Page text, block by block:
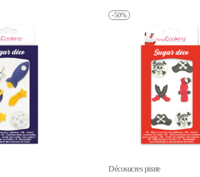
-50%
Décosucres pirate